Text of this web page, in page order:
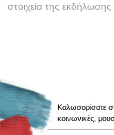
στοιχεία της
Καλωσορίσατε
κοινωνικές,